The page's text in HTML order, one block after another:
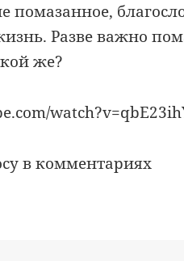
помазанное,
Разве важно
же?
в комментариях